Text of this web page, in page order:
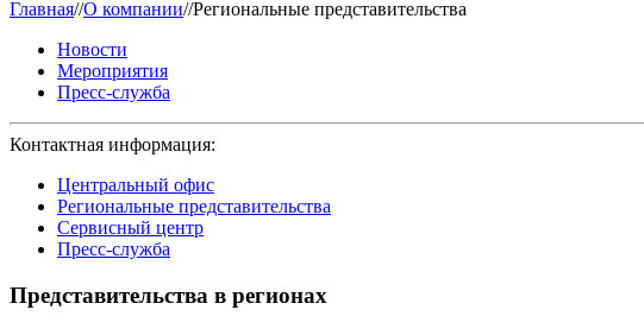
Главная//О компании//Региональные представительства
Новости
Мероприятия
Пресс-служба
Контактная информация:
Центральный офис
Региональные представительства
Сервисный центр
Пресс-служба
Представительства в регионах